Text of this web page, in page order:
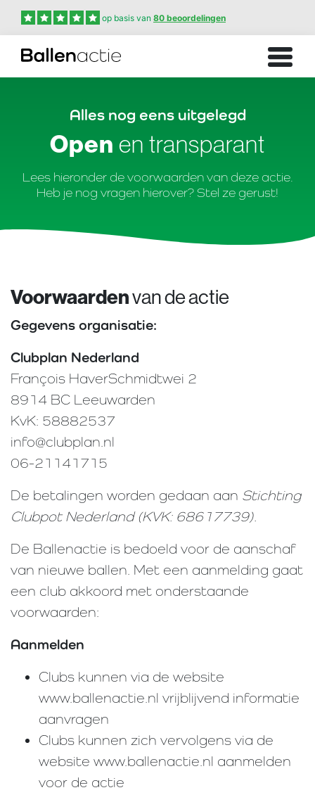
op basis van 80 beoordelingen
Alles nog eens uitgelegd
Open en transparant
Lees hieronder de voorwaarden van deze actie.
Heb je nog vragen hierover? Stel ze gerust!
Voorwaardenvan de actie
Gegevens organisatie:
Clubplan Nederland
François HaverSchmidtwei 2
8914 BC Leeuwarden
KvK: 58882537
info@clubplan.nl
06-21141715
De betalingen worden gedaan aan Stichting
Clubpot Nederland (KVK: 68617739).
De Ballenactie is bedoeld voor de aanschaf
van nieuwe ballen. Met een aanmelding gaat
een club akkoord met onderstaande
voorwaarden:
Aanmelden
Clubs kunnen via de website
www.ballenactie.nl vrijblijvend informatie
aanvragen
Clubs kunnen zich vervolgens via de
website www.ballenactie.nl aanmelden
voor de actie